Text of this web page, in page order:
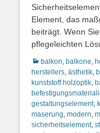
Element, das
beiträgt. Wenn
pflegeleichten
Kategorien
balkon balkone
herstellers ästhetik
kunststoff holzoptik
gestaltungselement,
maserung modern
sicherheitselement,